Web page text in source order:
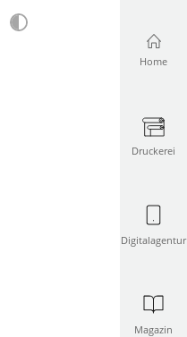
Home
Druckerei
Digitalagentur
Magazin